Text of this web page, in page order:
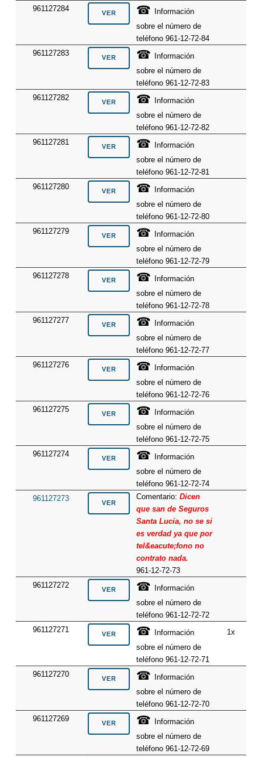
961127284 ☎
Información
sobre el número de
teléfono 961-12-72-84
961127283
☎
Información
sobre el número de
teléfono 961-12-72-83
961127282
☎
Información
sobre el número de
teléfono 961-12-72-82
961127281
☎
Información
sobre el número de
teléfono 961-12-72-81
961127280
☎
Información
sobre el número de
teléfono 961-12-72-80
961127279
☎
Información
sobre el número de
teléfono 961-12-72-79
961127278
☎
Información
sobre el número de
teléfono 961-12-72-78
961127277
☎
Información
sobre el número de
teléfono 961-12-72-77
961127276
☎
Información
sobre el número de
teléfono 961-12-72-76
961127275
☎
Información
sobre el número de
teléfono 961-12-72-75
961127274
☎
Información
sobre el número de
teléfono 961-12-72-74
961127273
Comentario:Dicen
que san de Seguros
Santa Lucia, no se si
es verdad ya que por
tel&eacute;fono no
contrato nada.
961-12-72-73
961127272
☎
Información
sobre el número de
teléfono 961-12-72-72
961127271
☎
Información
sobre el número de
teléfono 961-12-72-71
1x
961127270 ☎
Información
sobre el número de
teléfono 961-12-72-70
961127269
☎
Información
sobre el número de
teléfono 961-12-72-69